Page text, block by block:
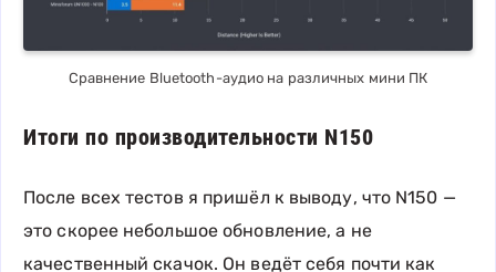
Сравнение Bluetooth-аудио на различных мини ПК
Итоги по производительности N150
После всех тестов я пришёл к выводу, что N150 —
это скорее небольшое обновление, а не
качественный скачок. Он ведёт себя почти как